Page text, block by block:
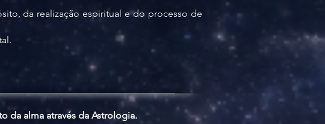
da realização espiritual e do processo de
da alma através da Astrologia.